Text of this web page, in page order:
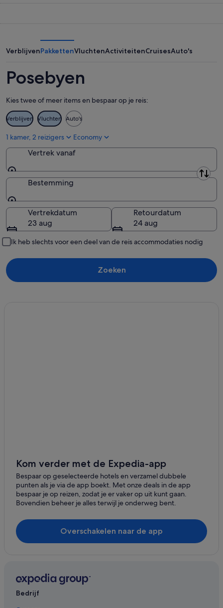
bekijken
aug,
aug
16
aug,
VerblijvenPakkettenVluchtenActiviteitenCruisesAuto's
Posebyen
Kies twee of meer items en bespaar op je reis:
Verblijven Vluchten Auto's
1 kamer, 2 reizigers Economy
Vertrek vanaf
Vertrek vanaf
Bestemming
Bestemming
Vertrekdatum
23 aug
Retourdatum
24 aug
Ik heb slechts voor een deel van de reis accommodaties nodig
Zoeken
Kom verder met de Expedia-app
Bespaar op geselecteerde hotels en verzamel dubbele
punten als je via de app boekt. Met onze deals in de app
bespaar je op reizen, zodat je er vaker op uit kunt gaan.
Bovendien beheer je alles terwijl je onderweg bent.
Overschakelen naar de app
Bedrijf